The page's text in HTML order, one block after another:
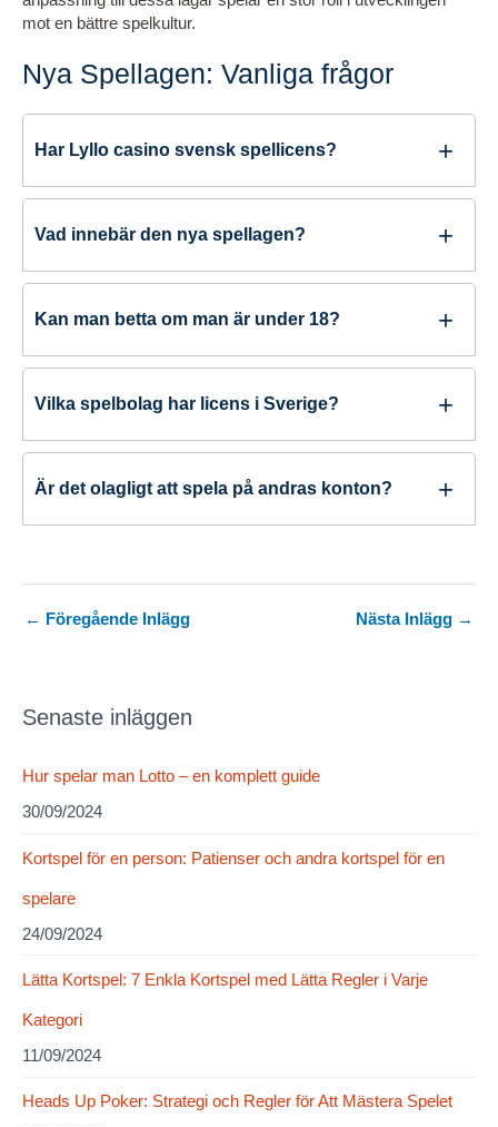
mot en bättre spelkultur.
Nya Spellagen: Vanliga frågor
Har Lyllo casino svensk spellicens?
Vad innebär den nya spellagen?
Kan man betta om man är under 18?
Vilka spelbolag har licens i Sverige?
Är det olagligt att spela på andras konton?
Inläggsnavigering
← Föregående Inlägg Nästa Inlägg →
Senaste inläggen
Hur spelar man Lotto – en komplett guide
30/09/2024
Kortspel för en person: Patienser och andra kortspel för en
spelare
24/09/2024
Lätta Kortspel: 7 Enkla Kortspel med Lätta Regler i Varje
Kategori
11/09/2024
Heads Up Poker: Strategi och Regler för Att Mästera Spelet